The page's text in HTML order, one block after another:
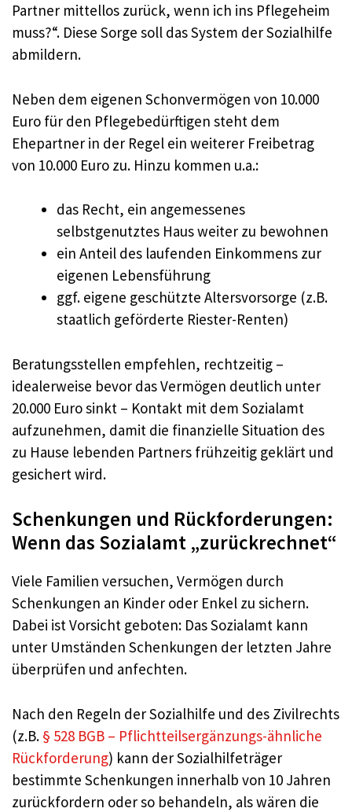
Partner mittellos zurück, wenn ich ins Pflegeheim
muss?“. Diese Sorge soll das System der Sozialhilfe
abmildern.
Neben dem eigenen Schonvermögen von 10.000
Euro für den Pflegebedürftigen steht dem
Ehepartner in der Regel ein weiterer Freibetrag
von 10.000 Euro zu. Hinzu kommen u.a.:
das Recht, ein angemessenes
selbstgenutztes Haus weiter zu bewohnen
ein Anteil des laufenden Einkommens zur
eigenen Lebensführung
ggf. eigene geschützte Altersvorsorge (z.B.
staatlich geförderte Riester-Renten)
Beratungsstellen empfehlen, rechtzeitig –
idealerweise bevor das Vermögen deutlich unter
20.000 Euro sinkt – Kontakt mit dem Sozialamt
aufzunehmen, damit die finanzielle Situation des
zu Hause lebenden Partners frühzeitig geklärt und
gesichert wird.
Schenkungen und Rückforderungen:
Wenn das Sozialamt „zurückrechnet“
Viele Familien versuchen, Vermögen durch
Schenkungen an Kinder oder Enkel zu sichern.
Dabei ist Vorsicht geboten: Das Sozialamt kann
unter Umständen Schenkungen der letzten Jahre
überprüfen und anfechten.
Nach den Regeln der Sozialhilfe und des Zivilrechts
(z.B. § 528 BGB – Pflichtteilsergänzungs-ähnliche
Rückforderung) kann der Sozialhilfeträger
bestimmte Schenkungen innerhalb von 10 Jahren
zurückfordern oder so behandeln, als wären die